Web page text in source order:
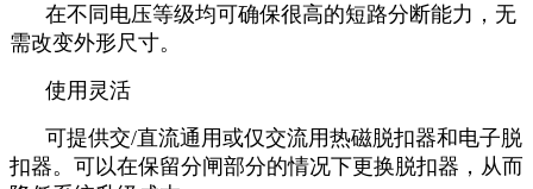
在不同电压等级均可确保很高的短路分断能力，无
需改变外形尺寸。
使用灵活
可提供交/直流通用或仅交流用热磁脱扣器和电子脱
扣器。可以在保留分闸部分的情况下更换脱扣器，从而